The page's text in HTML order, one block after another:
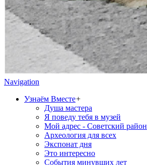
Navigation
Узнаём Вместе+
Душа мастера
Я поведу тебя в музей
Мой адрес - Советский район
Археология для всех
Экспонат дня
Это интересно
События минувших лет